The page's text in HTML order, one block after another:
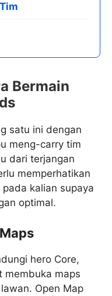
Bermain
satu ini dengan
meng-carry tim
dari terjangan
memperhatikan
kalian supaya
optimal.
hero Core,
membuka maps
Open Map